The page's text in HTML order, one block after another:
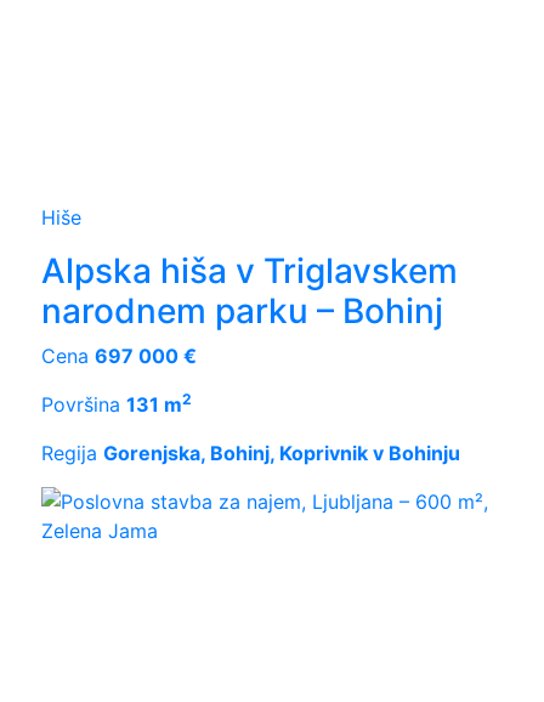
Hiše
Alpska hiša v Triglavskem
narodnem parku – Bohinj
Cena 697 000 €
Površina 131 m2
Regija Gorenjska, Bohinj, Koprivnik v Bohinju